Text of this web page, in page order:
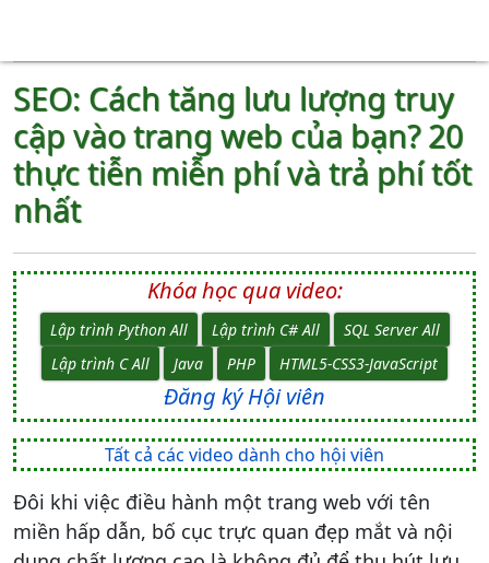
SEO: Cách tăng lưu lượng truy
cập vào trang web của bạn? 20
thực tiễn miễn phí và trả phí tốt
nhất
Khóa học qua video:
Lập trình Python All Lập trình C# All
SQL Server All
Lập trình C All
Java PHP HTML5-CSS3-JavaScript
Đăng ký Hội viên
Tất cả các video dành cho hội viên
Đôi khi việc điều hành một trang web với tên
miền hấp dẫn, bố cục trực quan đẹp mắt và nội